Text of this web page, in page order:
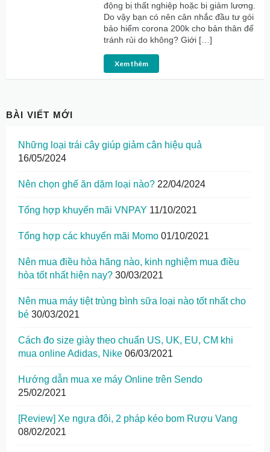
động bị thất nghiệp hoặc bị giảm lương.
Do vậy bạn có nên cân nhắc đầu tư gói
bảo hiểm corona 200k cho bản thân để
tránh rủi do không? Giới […]
Xem thêm
BÀI VIẾT MỚI
Những loại trái cây giúp giảm cân hiệu quả
16/05/2024
Nên chọn ghế ăn dặm loại nào? 22/04/2024
Tổng hợp khuyến mãi VNPAY 11/10/2021
Tổng hợp các khuyến mãi Momo 01/10/2021
Nên mua điều hòa hãng nào, kinh nghiệm mua điều
hòa tốt nhất hiện nay? 30/03/2021
Nên mua máy tiệt trùng bình sữa loại nào tốt nhất cho
bé 30/03/2021
Cách đo size giày theo chuẩn US, UK, EU, CM khi
mua online Adidas, Nike 06/03/2021
Hướng dẫn mua xe máy Online trên Sendo
25/02/2021
[Review] Xe ngựa đôi, 2 pháp kéo bom Rượu Vang
08/02/2021